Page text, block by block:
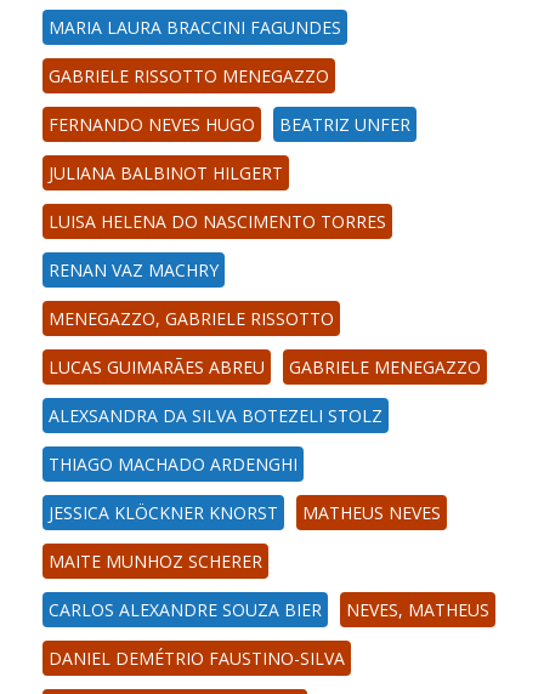
MARIA LAURA BRACCINI FAGUNDES
GABRIELE RISSOTTO MENEGAZZO
FERNANDO NEVES HUGO BEATRIZ UNFER
JULIANA BALBINOT HILGERT
LUISA HELENA DO NASCIMENTO TORRES
RENAN VAZ MACHRY
MENEGAZZO, GABRIELE RISSOTTO
LUCAS GUIMARÃES ABREU GABRIELE MENEGAZZO
ALEXSANDRA DA SILVA BOTEZELI STOLZ
THIAGO MACHADO ARDENGHI
JESSICA KLÖCKNER KNORST MATHEUS NEVES
MAITE MUNHOZ SCHERER
CARLOS ALEXANDRE SOUZA BIER NEVES, MATHEUS
DANIEL DEMÉTRIO FAUSTINO-SILVA